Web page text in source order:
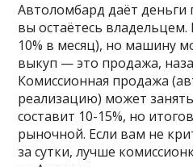
Автоломбард даёт
вы остаётесь
10% в месяц), но машину
выкуп — это продажа,
Комиссионная продажа
реализацию) может
составит 10-15%, но
рыночной. Если вам не
за сутки, лучше